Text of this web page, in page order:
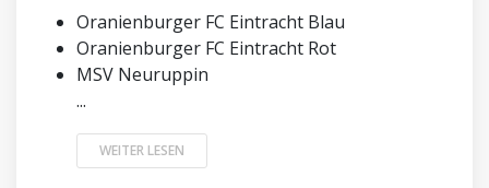
Oranienburger FC Eintracht Blau
Oranienburger FC Eintracht Rot
MSV Neuruppin
...
WEITER LESEN